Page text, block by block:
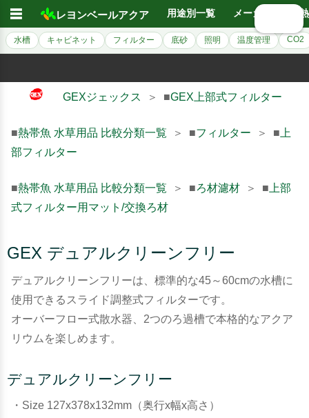
☰ レヨンベールアクア 用途別一覧 メーカー別
水槽 キャビネット フィルター 底砂 照明 温度管理 CO2
GEXジェックス ＞ ■GEX上部式フィルター
■熱帯魚 水草用品 比較分類一覧 ＞ ■フィルター ＞ ■ 上
部フィルター
■熱帯魚 水草用品 比較分類一覧 ＞ ■ろ材濾材 ＞ ■ 上部
式フィルター用マット/交換ろ材
GEX デュアルクリーンフリー
デュアルクリーンフリーは、標準的な45～60cmの水槽に
使用できるスライド調整式フィルターです。
オーバーフロー式散水器、2つのろ過槽で本格的なアクア
リウムを楽しめます。
デュアルクリーンフリー
・Size 127x378x132mm（奥行x幅x高さ）